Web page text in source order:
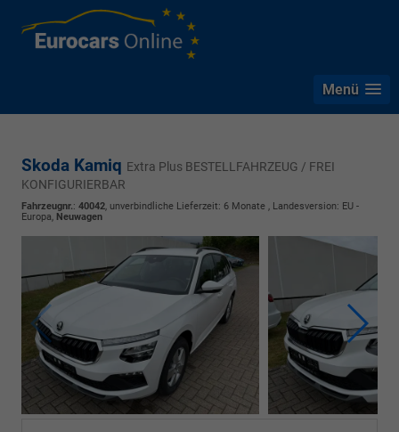
Menü
Skoda Kamiq Extra Plus BESTELLFAHRZEUG / FREI
KONFIGURIERBAR
Fahrzeugnr.: 40042, unverbindliche Lieferzeit: 6 Monate , Landesversion: EU -
Europa, Neuwagen